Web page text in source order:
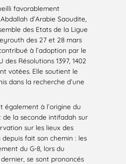
favorablement
d’Arabie Saoudite,
des Etats de la Ligue
des 27 et 28 mars
à l’adoption par le
des Résolutions 1397, 1402
votées. Elle soutient le
dans la recherche d’une
également à l’origine du
la seconde intifadah sur
sur les lieux des
fait son chemin : les
du G-8, lors du
se sont prononcés